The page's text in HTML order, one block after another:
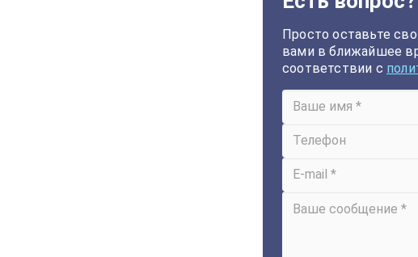
Просто оставьте
вами в ближайшее
соответствии с